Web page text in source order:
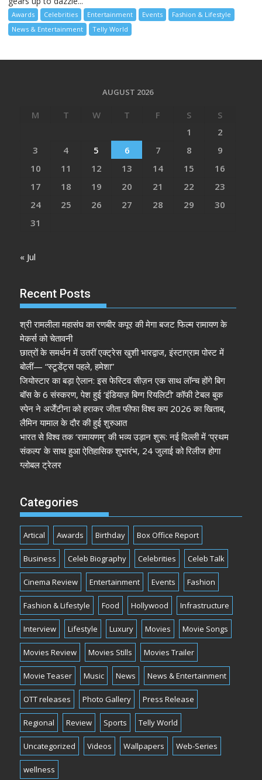
Awards Celebrities Entertainment Events
Fashion & Lifestyle
News & Entertainment
Telly World
AUGUST 2026
M T W T F S
S
1
2
3
4 5 6 7 8
9
10
11 12 13 14 15
16
17
18 19 20 21 22
23
24
25 26 27 28 29
30
31
« Jul
Recent Posts
श्री रामलीला महासंघ का रणबीर कपूर की मेगा बजट फिल्म रामायण के
मेकर्स को चेतावनी
छात्रों के समर्थन में उतरीं एक्ट्रेस खुशी भारद्वाज, इंस्टाग्राम पोस्ट में
बोलीं— “स्टूडेंट्स पहले, हमेशा”
जियोस्टार का बड़ा ऐलान: इस फेस्टिव सीज़न एक साथ लॉन्च होंगे बिग
बॉस के 6 संस्करण, पेश हुई ‘इंडियाज़ बिग्ग रियलिटी’ कॉफी टेबल बुक
स्पेन ने अर्जेंटीना को हराकर जीता फीफा विश्व कप 2026 का खिताब,
लैमिन यामाल के दौर की हुई शुरुआत
भारत से विश्व तक ‘रामायणम्’ की भव्य उड़ान शुरू: नई दिल्ली में ‘प्रथम
संकल्प’ के साथ हुआ ऐतिहासिक शुभारंभ, 24 जुलाई को रिलीज होगा
ग्लोबल ट्रेलर
Categories
Artical Awards Birthday Box Office Report
Business Celeb Biography Celebrities Celeb Talk
Cinema Review Entertainment Events Fashion
Fashion & Lifestyle Food Hollywood Infrastructure
Interview Lifestyle Luxury Movies Movie Songs
Movies Review Movies Stills Movies Trailer
Movie Teaser Music News News & Entertainment
OTT releases Photo Gallery Press Release
Regional Review Sports Telly World
Uncategorized Videos Wallpapers Web-Series
wellness